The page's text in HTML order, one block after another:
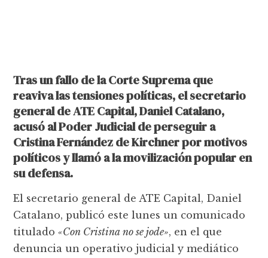
Tras un fallo de la Corte Suprema que
reaviva las tensiones políticas, el secretario
general de ATE Capital, Daniel Catalano,
acusó al Poder Judicial de perseguir a
Cristina Fernández de Kirchner por motivos
políticos y llamó a la movilización popular en
su defensa.
El secretario general de ATE Capital, Daniel
Catalano, publicó este lunes un comunicado
titulado«Con Cristina no se jode», en el que
denuncia un operativo judicial y mediático